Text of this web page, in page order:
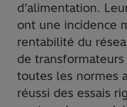
d’alimentation.
ont une incidence
rentabilité du
de
toutes les normes
réussi des essais